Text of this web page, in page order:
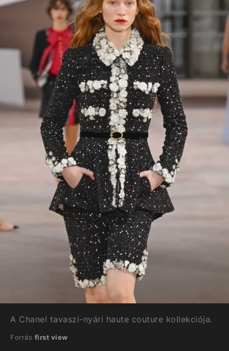
A Chanel tavaszi-nyári haute couture kollekciója.
Forrás first view